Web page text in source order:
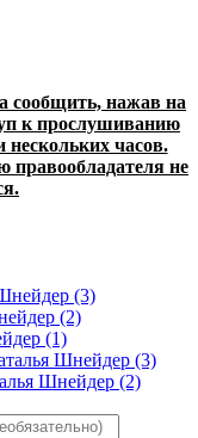
сообщить, нажав на
к прослушиванию
нескольких часов.
правообладателя не